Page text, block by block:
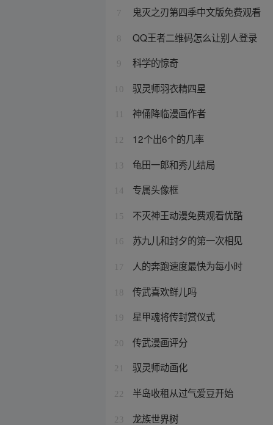
7 鬼灭之刃第四季中文版免费观看
8 QQ王者二维码怎么让别人登录
9 科学的惊奇
10 驭灵师羽衣精四星
神俑降临漫画作者
12 12个出6个的几率
13 龟田一郎和秀儿结局
14 专属头像框
15 不灭神王动漫免费观看优酷
16 苏九儿和封夕的第一次相见
17 人的奔跑速度最快为每小时
18 传武喜欢鲜儿吗
19 星甲魂将传封赏仪式
20 传武漫画评分
21 驭灵师动画化
22 半岛收租从过气爱豆开始
23 龙族世界树